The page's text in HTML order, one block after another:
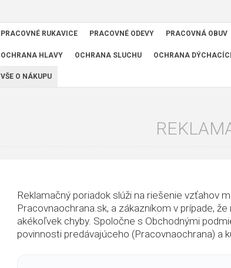
PRACOVNÉ RUKAVICE PRACOVNÉ ODEVY PRACOVNÁ OBUV
OCHRANA HLAVY OCHRANA SLUCHU OCHRANA
VŠE O NÁKUPU
Reklamačný poriadok slúži na riešenie vzťahov
Pracovnaochrana.sk, a zákazníkom v prípade,
akékoľvek chyby. Spoločne s Obchodnými
povinnosti predávajúceho (Pracovnaochrana) a